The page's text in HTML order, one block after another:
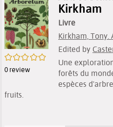
/5
0 review
Kirkham
Livre
Kirkham, Tony.
Edited by
Une
forêts du
espèces
fruits.